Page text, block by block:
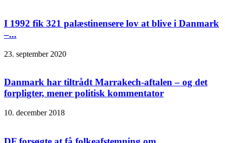
I 1992 fik 321 palæstinensere lov at blive i Danmark
–...
23. september 2020
Danmark har tiltrådt Marrakech-aftalen – og det
forpligter, mener politisk kommentator
10. december 2018